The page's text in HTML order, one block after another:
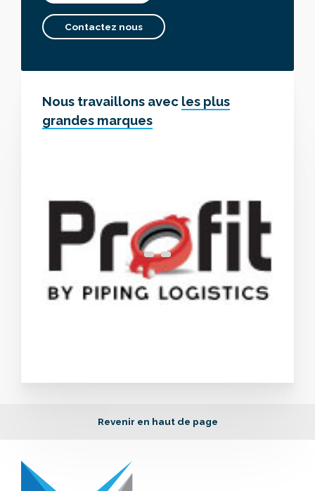
Contactez nous
Nous travaillons avec les plus
grandes marques
Revenir en haut de page